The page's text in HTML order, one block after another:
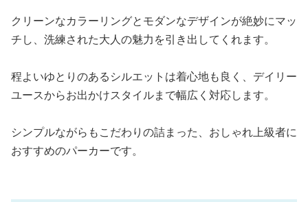
クリーンなカラーリングとモダンなデザインが絶妙にマッ
チし、洗練された大人の魅力を引き出してくれます。
程よいゆとりのあるシルエットは着心地も良く、デイリー
ユースからお出かけスタイルまで幅広く対応します。
シンプルながらもこだわりの詰まった、おしゃれ上級者に
おすすめのパーカーです。